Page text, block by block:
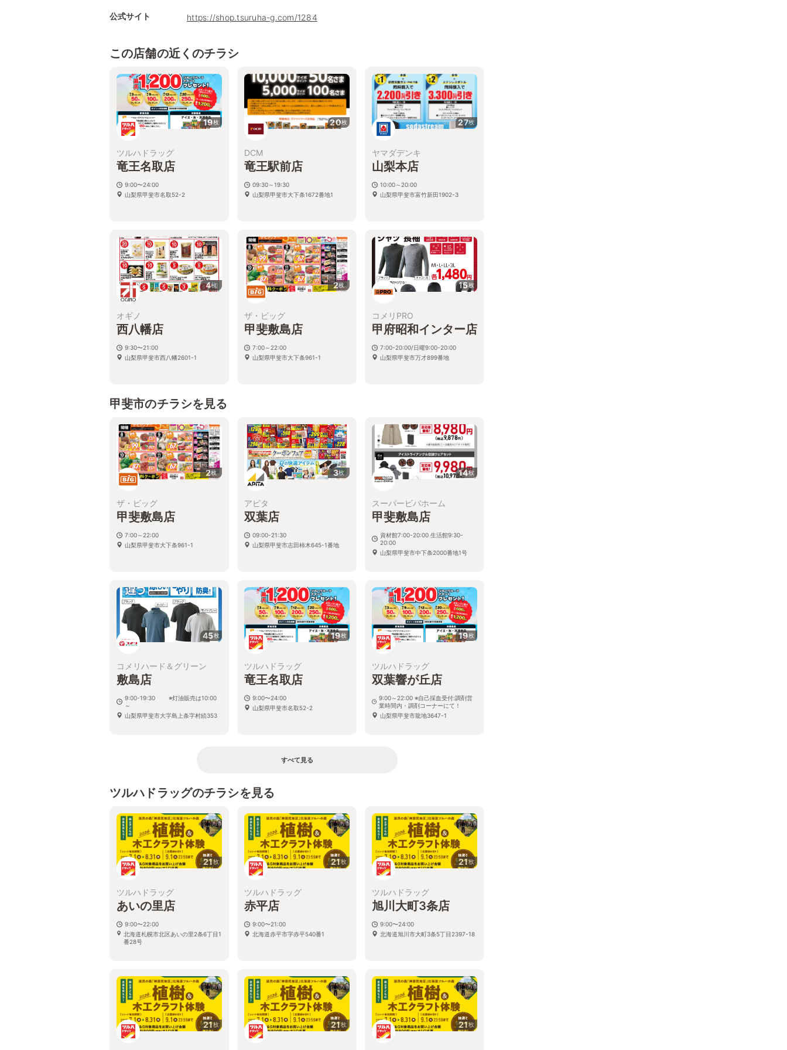
公式サイト https://shop.tsuruha-g.com/1284
この店舗の近くのチラシ
19枚
ツルハドラッグ
竜王名取店
9:00〜24:00
山梨県甲斐市名取52-2
20枚
DCM
竜王駅前店
09:30～19:30
山梨県甲斐市大下条1672番地1
27枚
ヤマダデンキ
山梨本店
10:00～20:00
山梨県甲斐市富竹新田1902-3
4枚
オギノ
西八幡店
9:30〜21:00
山梨県甲斐市西八幡2601-1
2枚
ザ・ビッグ
甲斐敷島店
7:00～22:00
山梨県甲斐市大下条961-1
15枚
コメリPRO
甲府昭和インター店
7:00-20:00/日曜9:00-20:00
山梨県甲斐市万才899番地
甲斐市のチラシを見る
2枚
ザ・ビッグ
甲斐敷島店
7:00～22:00
山梨県甲斐市大下条961-1
3枚
アピタ
双葉店
09:00-21:30
山梨県甲斐市志田柿木645-1番地
14枚
スーパービバホーム
甲斐敷島店
資材館7:00-20:00 生活館9:30-
20:00
山梨県甲斐市中下条2000番地1号
45枚
コメリハード＆グリーン
敷島店
9:00-19:30 ※灯油販売は10:00
～
山梨県甲斐市大字島上条字村続353
19枚
ツルハドラッグ
竜王名取店
9:00〜24:00
山梨県甲斐市名取52-2
19枚
ツルハドラッグ
双葉響が丘店
9:00～22:00 ※自己採血受付:調剤営
業時間内・調剤コーナーにて！
山梨県甲斐市龍地3647-1
すべて見る
ツルハドラッグのチラシを見る
21枚
ツルハドラッグ
あいの里店
9:00〜22:00
北海道札幌市北区あいの里2条6丁目1
番28号
21枚
ツルハドラッグ
赤平店
9:00〜21:00
北海道赤平市字赤平540番1
21枚
ツルハドラッグ
旭川大町3条店
9:00〜24:00
北海道旭川市大町3条5丁目2397-18
21枚 21枚 21枚